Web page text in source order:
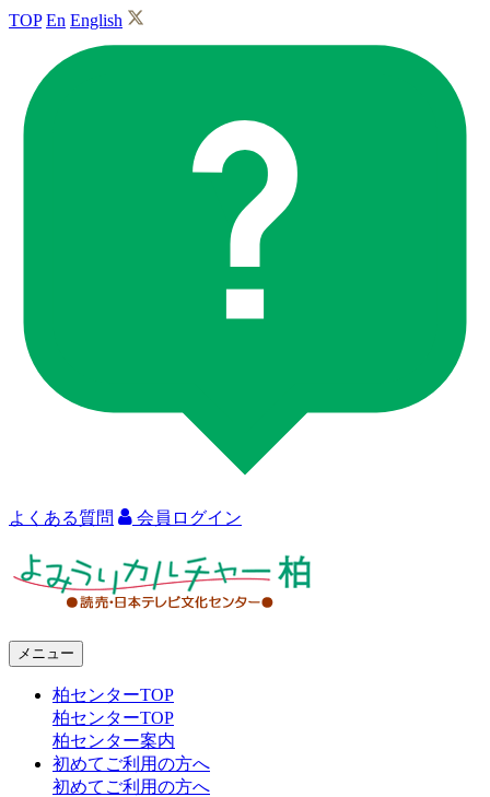
TOP En English
よくある質問 会員ログイン
メニュー
柏センターTOP
柏センターTOP
柏センター案内
初めてご利用の方へ
初めてご利用の方へ